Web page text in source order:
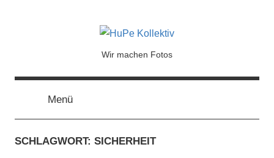
Kollektiv
Wir machen Fotos
Menü
SCHLAGWORT: SICHERHEIT